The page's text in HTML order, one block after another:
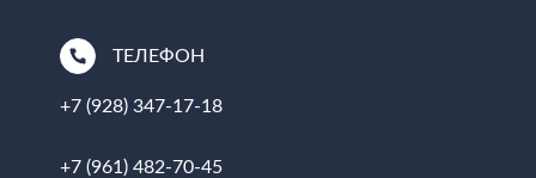
ТЕЛЕФОН
+7 (928) 347-17-18
+7 (961) 482-70-45